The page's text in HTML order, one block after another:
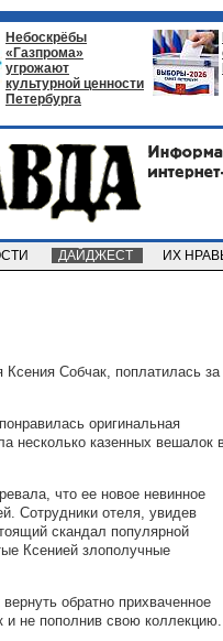
Небоскрёбы
«Газпрома»
угрожают
культурной ценности
Петербурга
ДАЙДЖЕСТ ИХ
Ксения Собчак, поплатилась за
оригинальная
несколько казенных вешалок
что ее новое невинное
Сотрудники отеля, увидев
скандал популярной
Ксенией злополучные
обратно прихваченное
и не пополнив свою коллекцию.